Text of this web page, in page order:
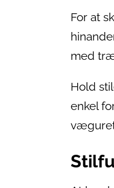
For at
med
Hold
enkel
væguret